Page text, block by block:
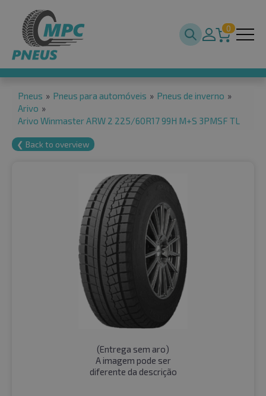
0
Pneus » Pneus para automóveis » Pneus de inverno »
Arivo »
Arivo Winmaster ARW 2 225/60R17 99H M+S 3PMSF TL
❮ Back to overview
(Entrega sem aro)
A imagem pode ser
diferente da descrição